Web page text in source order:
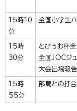
15時10
分
全国小学生
15時
30分
とびうお杯
全国JOCジ
大会出場報告
15時
55分
部局との打